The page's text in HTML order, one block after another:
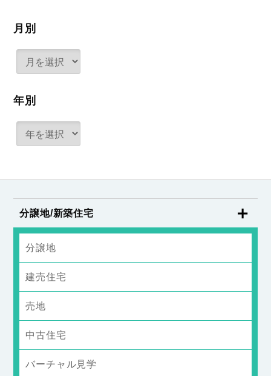
月別
年別
分譲地/新築住宅
分譲地
建売住宅
売地
中古住宅
バーチャル見学